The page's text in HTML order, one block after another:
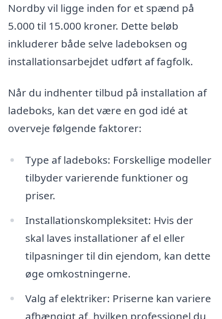
Nordby vil ligge inden for et spænd på
5.000 til 15.000 kroner. Dette beløb
inkluderer både selve ladeboksen og
installationsarbejdet udført af fagfolk.
Når du indhenter tilbud på installation af
ladeboks, kan det være en god idé at
overveje følgende faktorer:
Type af ladeboks: Forskellige modeller
tilbyder varierende funktioner og
priser.
Installationskompleksitet: Hvis der
skal laves installationer af el eller
tilpasninger til din ejendom, kan dette
øge omkostningerne.
Valg af elektriker: Priserne kan variere
afhængigt af, hvilken professionel du